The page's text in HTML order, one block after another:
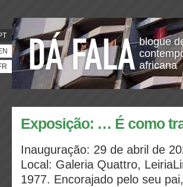
blogue
africana
Exposição: … É como
Inauguração: 29 de abril de
Local: Galeria Quattro,
1977. Encorajado pelo seu